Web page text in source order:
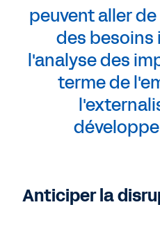
peuvent aller
des besoins
l'analyse des
terme de
Anticiper la